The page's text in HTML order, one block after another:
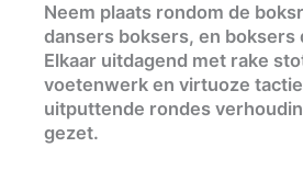
Neem plaats rondom de
dansers boksers, en boksers
Elkaar uitdagend met rake
voetenwerk en virtuoze
uitputtende rondes
gezet.